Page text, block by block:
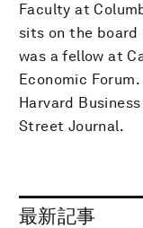
Faculty at
sits on the board
was a fellow at
Economic
Harvard
Street Journal.
最新記事